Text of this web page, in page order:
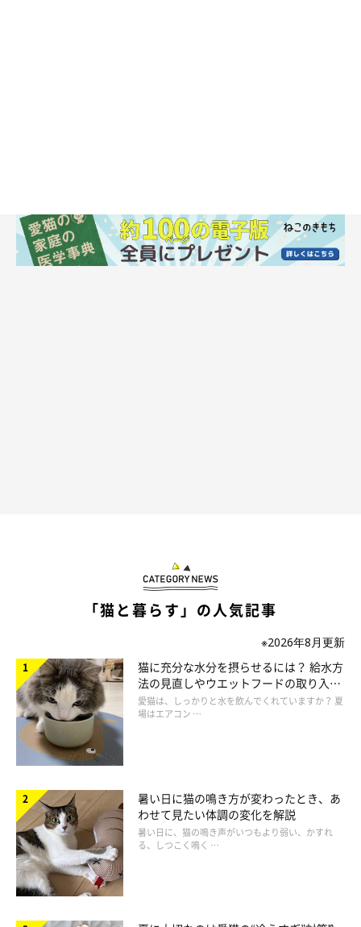
猫が隠れたときの対処法は？
猫が隠れる場所に入っている間は、声をかけないようにしましょ
う。さりげなく様子を見つつ、知らんぷりをするようにしてくだ
さい。
「猫と暮らす」の人気記事
※2026年8月更新
猫に充分な水分を摂らせるには？ 給水方
法の見直しやウエットフードの取り入れ
方を解説
愛猫は、しっかりと水を飲んでくれていますか？ 夏
場はエアコン …
暑い日に猫の鳴き方が変わったとき、あ
わせて見たい体調の変化を解説
暑い日に、猫の鳴き声がいつもより弱い、かすれ
る、しつこく鳴く …